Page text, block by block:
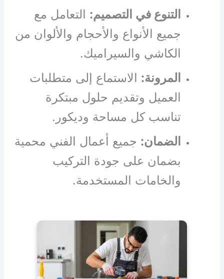
التنوع في التصميم: التعامل مع
جميع الأنواع والأحجام والألوان من
الكاشي والسيراميك.
المرونة: الاستماع إلى متطلبات
العميل وتقديم حلول مبتكرة
تناسب كل مساحة وديكور.
الضمان: جميع أعمال الفني محمية
بضمان على جودة التركيب
والخامات المستخدمة.